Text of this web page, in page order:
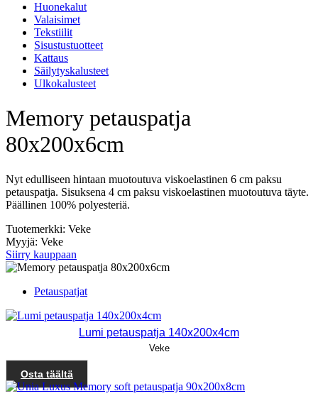
Huonekalut
Valaisimet
Tekstiilit
Sisustustuotteet
Kattaus
Säilytyskalusteet
Ulkokalusteet
Memory petauspatja
80x200x6cm
Nyt edulliseen hintaan muotoutuva viskoelastinen 6 cm paksu
petauspatja. Sisuksena 4 cm paksu viskoelastinen muotoutuva täyte.
Päällinen 100% polyesteriä.
Tuotemerkki: Veke
Myyjä: Veke
Siirry kauppaan
Petauspatjat
Lumi petauspatja 140x200x4cm
Veke
Osta täältä